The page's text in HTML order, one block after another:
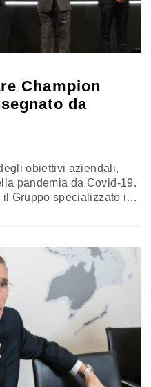
Champion
da
obiettivi aziendali,
pandemia da Covid-19.
Gruppo specializzato in
Conte, ospite
Roma…